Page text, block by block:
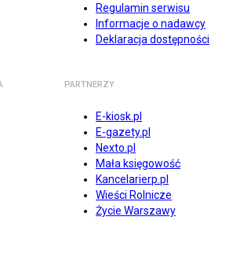
Regulamin serwisu
Informacje o nadawcy
Deklaracja dostępności
PARTNERZY
E-kiosk.pl
E-gazety.pl
Nexto.pl
Mała księgowość
Kancelarierp.pl
Wieści Rolnicze
Życie Warszawy